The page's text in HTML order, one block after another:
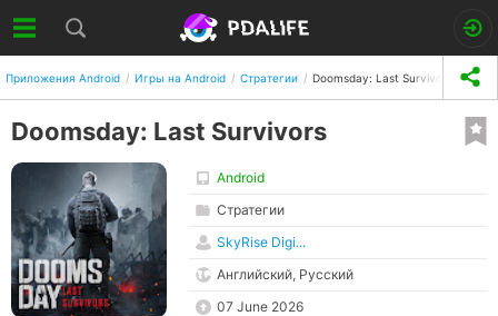
Приложения Android Игры на Android Стратегии Doomsday: Last Survivors
Doomsday: Last Survivors
Android
Стратегии
SkyRise Digi...
Английский, Русский
07 June 2026